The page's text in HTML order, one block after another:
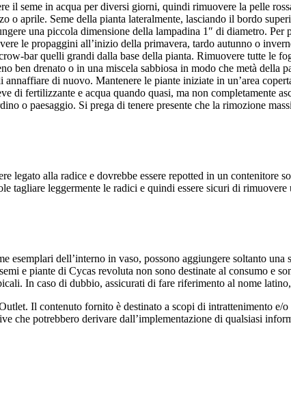
seme in acqua per diversi giorni, quindi rimuovere la pelle
o aprile. Seme della pianta lateralmente, lasciando il bordo
una piccola dimensione della lampadina 1″ di diametro.
le propaggini all’inizio della primavera, tardo autunno o
bar quelli grandi dalla base della pianta. Rimuovere tutte le
ben drenato o in una miscela sabbiosa in modo che metà della
di nuovo. Mantenere le piante iniziate in un’area
di fertilizzante e acqua quando quasi, ma non completamente
o paesaggio. Si prega di tenere presente che la rimozione
legato alla radice e dovrebbe essere repotted in un contenitore
tagliare leggermente le radici e quindi essere sicuri di
dell’interno in vaso, possono aggiungere soltanto
e piante di Cycas revoluta non sono destinate al consumo e
In caso di dubbio, assicurati di fare riferimento al nome
Il contenuto fornito è destinato a scopi di intrattenimento e/
che potrebbero derivare dall’implementazione di qualsiasi